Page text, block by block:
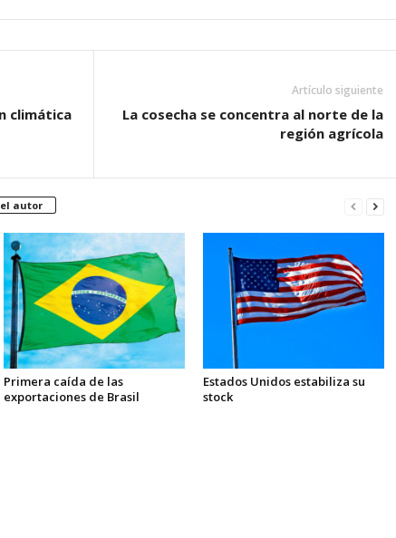
climática
Artículo siguiente
La cosecha se concentra al norte de la
región agrícola
autor
Primera caída de las
exportaciones de Brasil
Estados Unidos estabiliza su
stock